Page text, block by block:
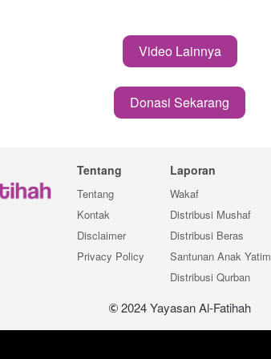
`
Video Lainnya
`Donasi Sekarang
Tentang
Tentang
Kontak
Disclaimer
Privacy Policy
Laporan
Wakaf
Distribusi Mushaf
Distribusi Beras
Santunan Anak Yatim
Distribusi Qurban
2024 Yayasan Al-Fatihah